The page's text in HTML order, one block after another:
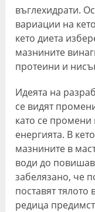
въглехидрати.
вариации на
кето диета
мазнините
протеини и
Идеята на
се видят
като се промени
енергията. В
мазнините в
води до
забелязано, че
поставят тялото
редица